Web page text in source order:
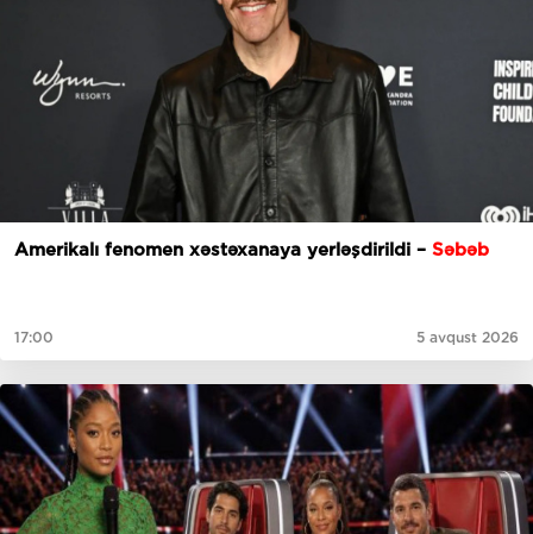
Amerikalı fenomen xəstəxanaya yerləşdirildi – Səbəb
17:00 5 avqust 2026